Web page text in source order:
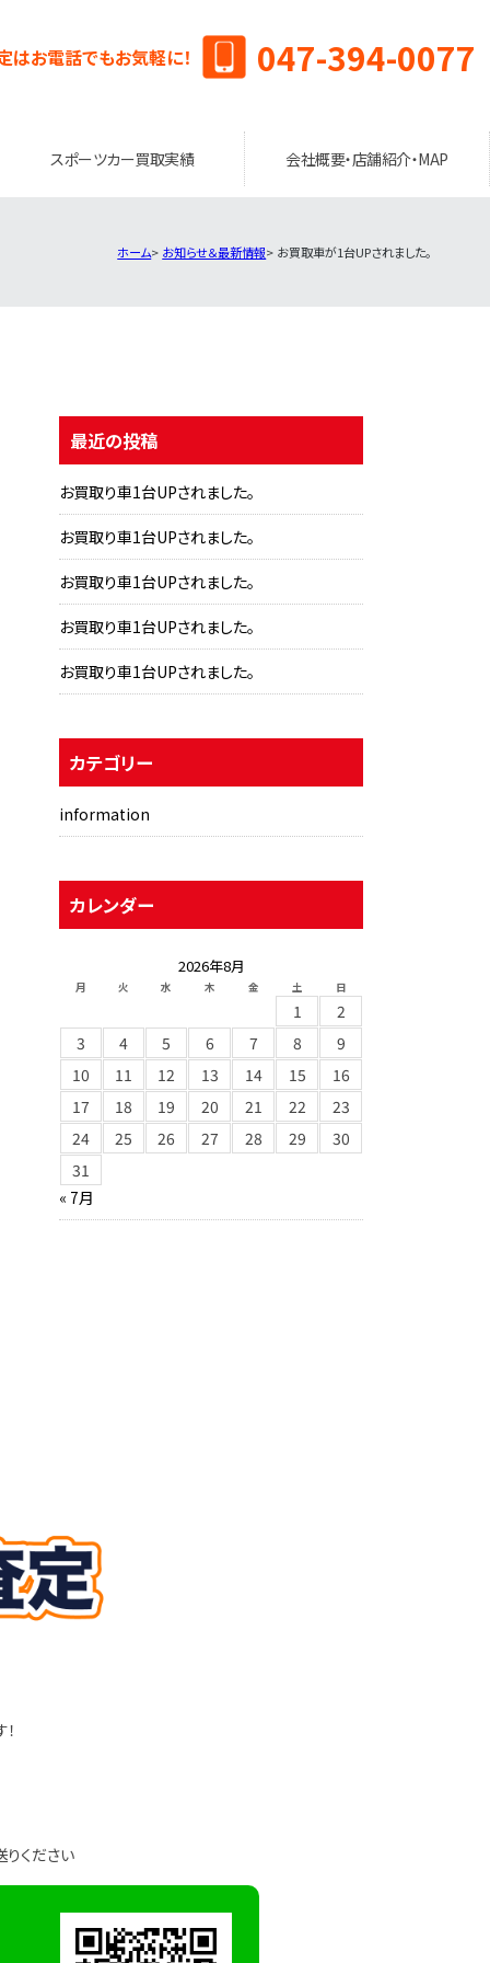
はお電話でもお気軽に！ 047-394-0077
スポーツカー買取実績 会社概要・店舗紹介・MAP
ホーム お知らせ＆最新情報 お買取車が1台UPされました。
最近の投稿
お買取り車1台UPされました。
お買取り車1台UPされました。
お買取り車1台UPされました。
お買取り車1台UPされました。
お買取り車1台UPされました。
カテゴリー
information
カレンダー
2026年8月
月 火 水 木 金 土 日
1
2
3
4 5 6 7 8
9
10
11 12 13 14 15
16
17
18 19 20 21 22
23
24
25 26 27 28 29
30
31
« 7月
ください